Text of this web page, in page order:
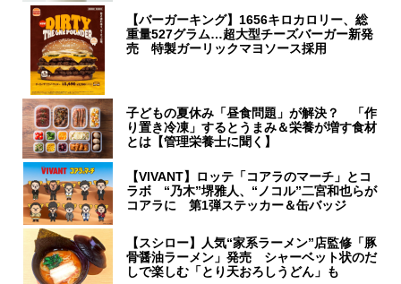
【バーガーキング】1656キロカロリー、総
重量527グラム…超大型チーズバーガー新発
売 特製ガーリックマヨソース採用
子どもの夏休み「昼食問題」が解決？ 「作
り置き冷凍」するとうまみ＆栄養が増す食材
とは【管理栄養士に聞く】
【VIVANT】ロッテ「コアラのマーチ」とコ
ラボ “乃木”堺雅人、“ノコル”二宮和也らが
コアラに 第1弾ステッカー＆缶バッジ
【スシロー】人気“家系ラーメン”店監修「豚
骨醤油ラーメン」発売 シャーベット状のだ
しで楽しむ「とり天おろしうどん」も